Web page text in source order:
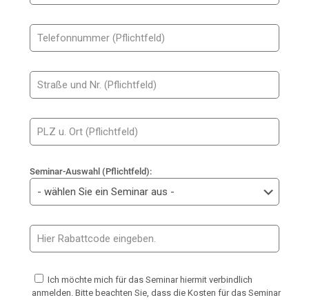
Seminar-Auswahl (Pflichtfeld):
Ich möchte mich für das Seminar hiermit verbindlich
anmelden. Bitte beachten Sie, dass die Kosten für das Seminar